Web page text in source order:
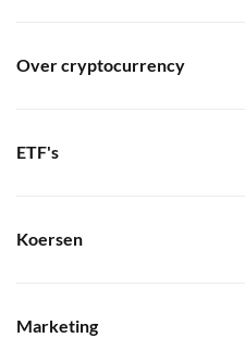
Over cryptocurrency
ETF's
Koersen
Marketing